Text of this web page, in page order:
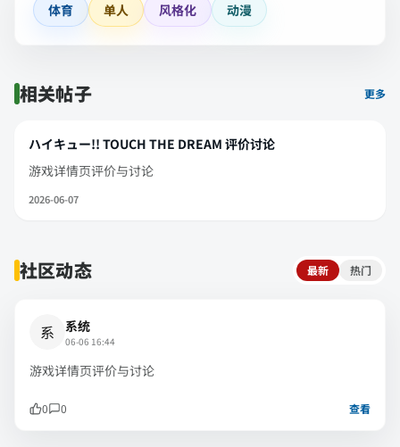
体育 单人 风格化 动漫
相关帖子 更多
ハイキュー!! TOUCH THE DREAM 评价讨论
游戏详情页评价与讨论
2026-06-07
社区动态 最新 热门
系 系统
06-06 16:44
游戏详情页评价与讨论
0 0 查看